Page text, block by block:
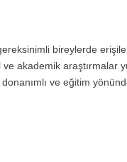
bireylerde
akademik araştırmalar
ve eğitim